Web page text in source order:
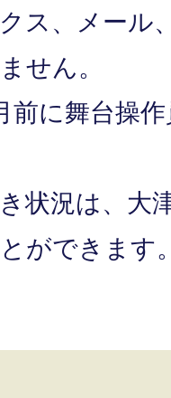
ス、メール
せん。
前に舞台操
状況は、大
ができます